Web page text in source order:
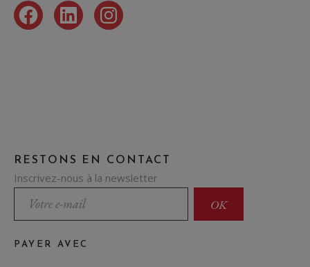
FacebookLinkedInInstagram
RESTONS EN CONTACT
Inscrivez-nous à la newsletter
PAYER AVEC